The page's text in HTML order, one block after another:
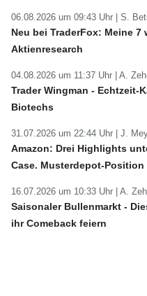
06.08.2026 um 09:43 Uhr | S.
Neu bei TraderFox: Meine
Aktienresearch
04.08.2026 um 11:37 Uhr | A.
Trader Wingman - Echtzeit-
Biotechs
31.07.2026 um 22:44 Uhr | J.
Amazon: Drei Highlights
Case. Musterdepot-Position
16.07.2026 um 10:33 Uhr | A.
Saisonaler Bullenmarkt -
ihr Comeback feiern